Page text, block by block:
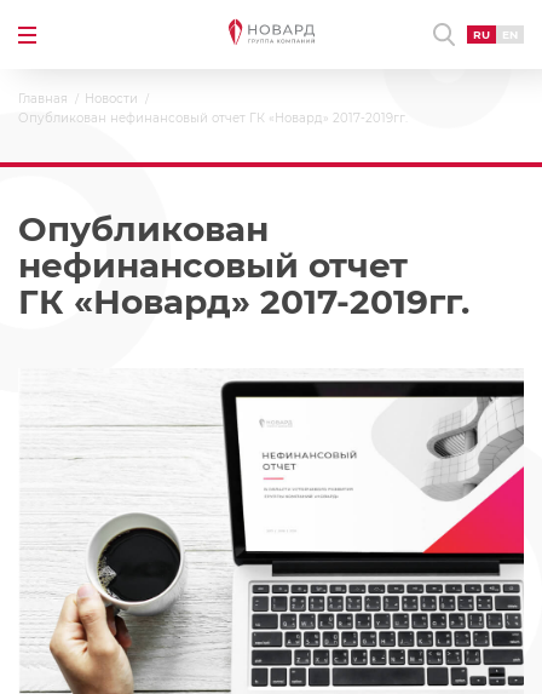
RU EN
Главная
Новости
Опубликован нефинансовый отчет ГК «Новард» 2017-2019гг.
Опубликован
нефинансовый отчет
ГК «Новард» 2017-2019гг.